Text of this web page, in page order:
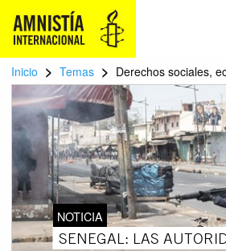
Inicio > Temas > Derechos sociales,
NOTICIA
SENEGAL: LAS